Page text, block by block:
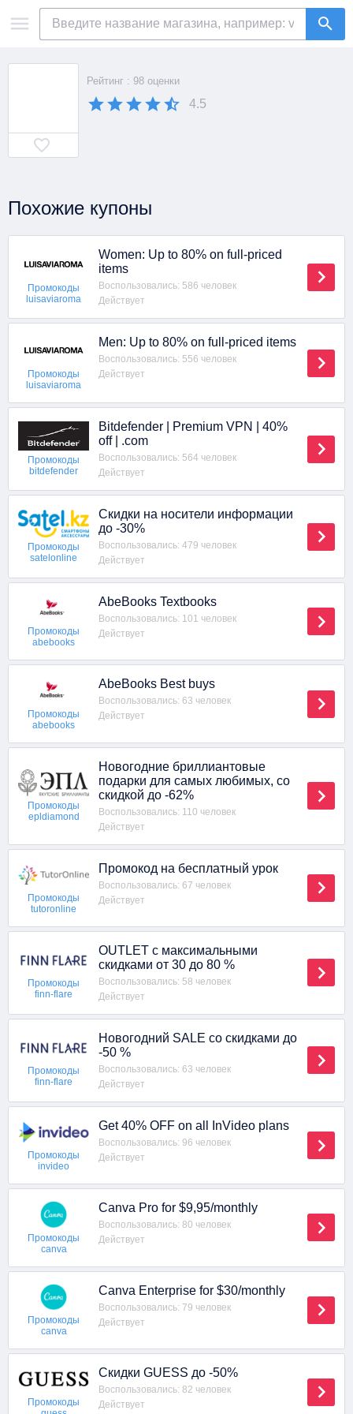
Рейтинг : 98 оценки
4.5
Похожие купоны
Промокоды
luisaviaroma
Women: Up to 80% on full-priced
items
Воспользовались: 586 человек
Действует
Промокоды
luisaviaroma
Men: Up to 80% on full-priced items
Воспользовались: 556 человек
Действует
Промокоды
bitdefender
Bitdefender | Premium VPN | 40%
off | .com
Воспользовались: 564 человек
Действует
Промокоды
satelonline
Скидки на носители информации
до -30%
Воспользовались: 479 человек
Действует
Промокоды
abebooks
AbeBooks Textbooks
Воспользовались: 101 человек
Действует
Промокоды
abebooks
AbeBooks Best buys
Воспользовались: 63 человек
Действует
Промокоды
epldiamond
Новогодние бриллиантовые
подарки для самых любимых, со
скидкой до -62%
Воспользовались: 110 человек
Действует
Промокоды
tutoronline
Промокод на бесплатный урок
Воспользовались: 67 человек
Действует
Промокоды
finn-flare
OUTLET с максимальными
скидками от 30 до 80 %
Воспользовались: 58 человек
Действует
Промокоды
finn-flare
Новогодний SALE со скидками до
-50 %
Воспользовались: 63 человек
Действует
Промокоды
invideo
Get 40% OFF on all InVideo plans
Воспользовались: 96 человек
Действует
Промокоды
canva
Canva Pro for $9,95/monthly
Воспользовались: 80 человек
Действует
Промокоды
canva
Canva Enterprise for $30/monthly
Воспользовались: 79 человек
Действует
Промокоды
Скидки GUESS до -50%
Воспользовались: 82 человек
Действует